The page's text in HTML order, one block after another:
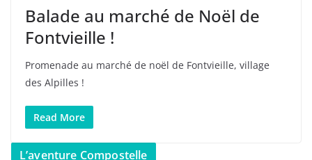
Balade au marché de Noël de
Fontvieille !
Promenade au marché de noël de Fontvieille, village
des Alpilles !
Read More
L’aventure Compostelle